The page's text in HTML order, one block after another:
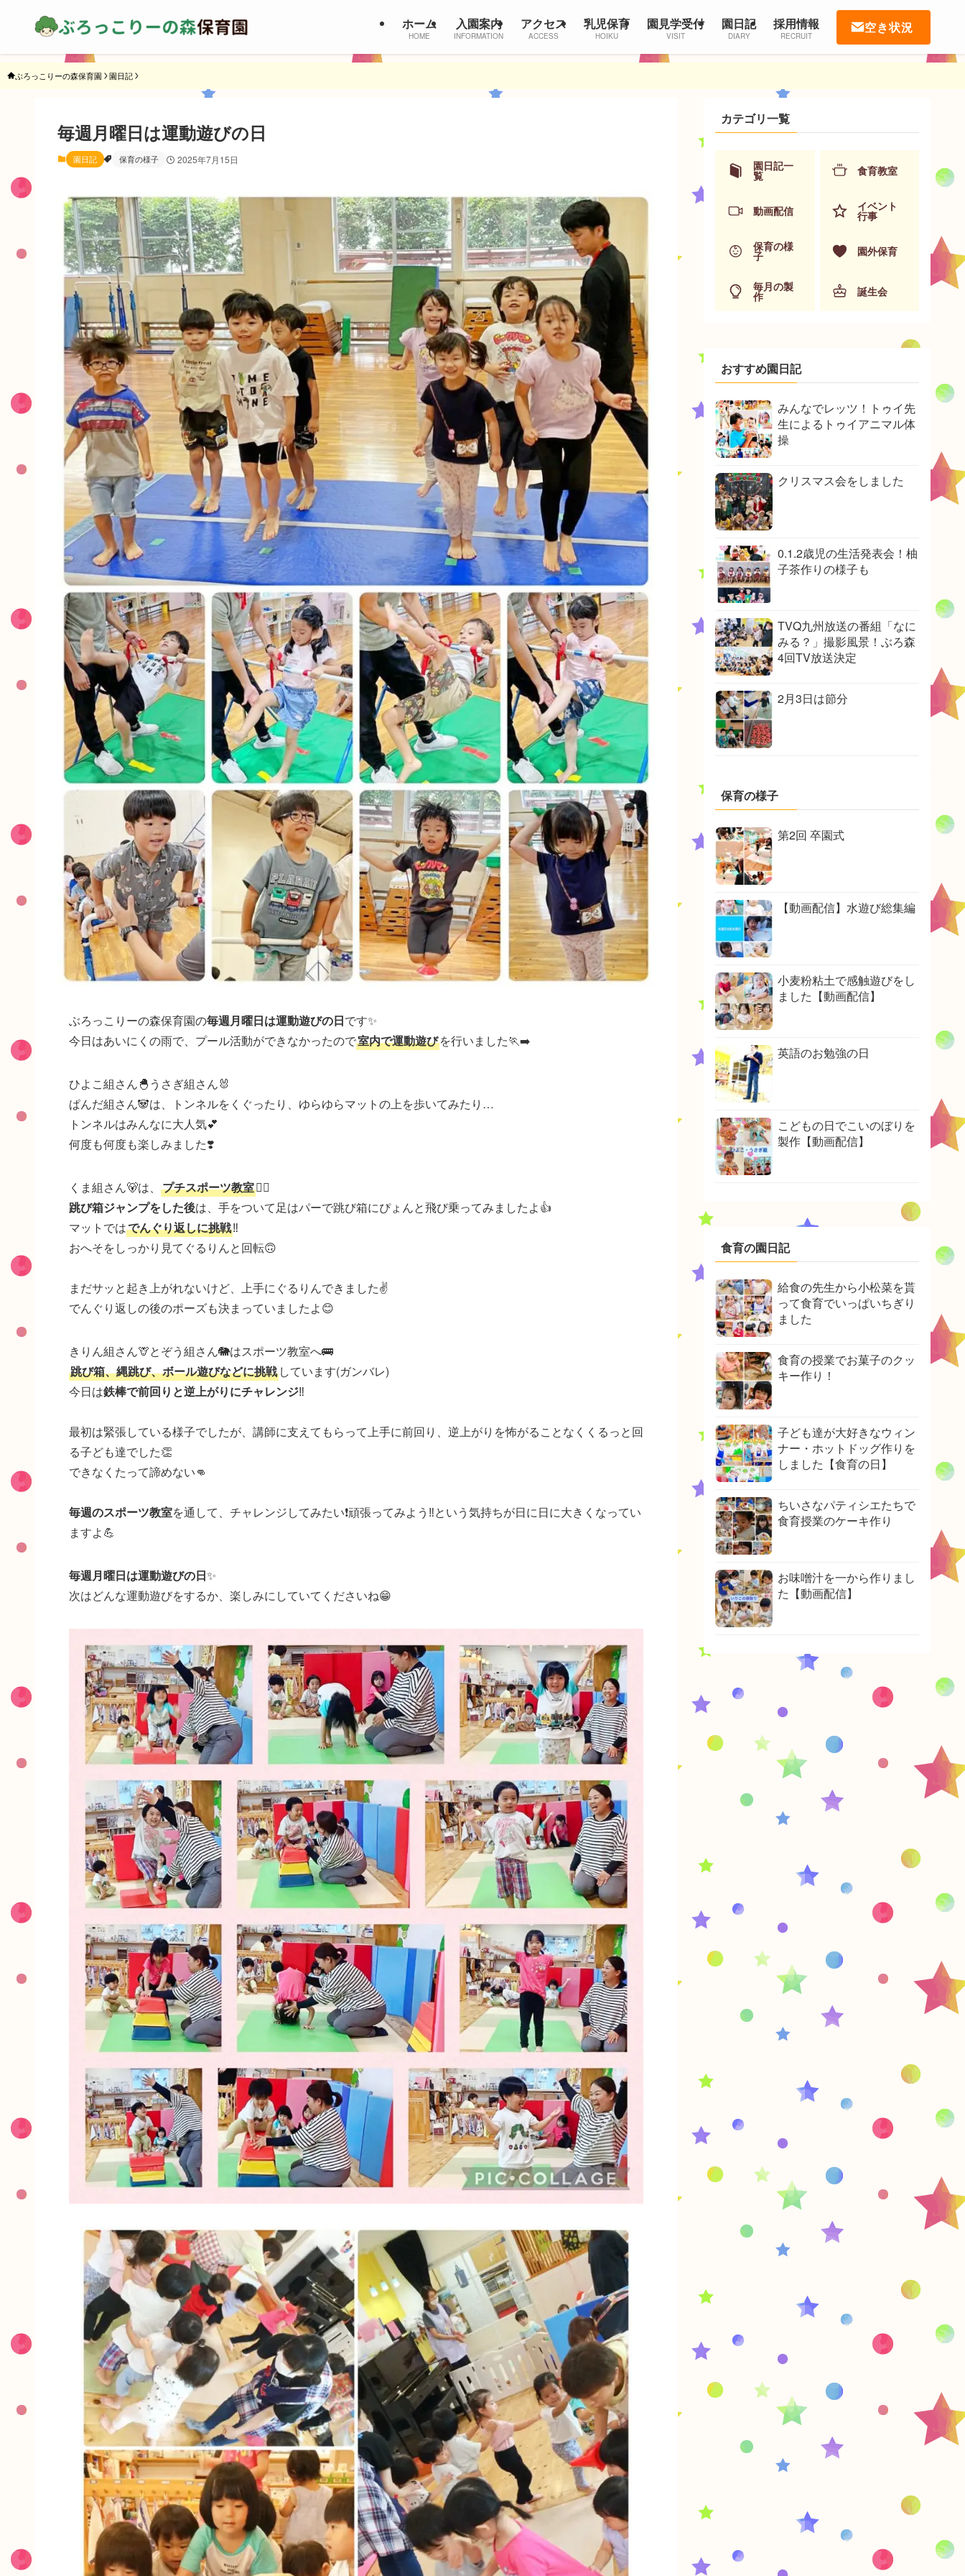
ホーム
HOME
入園案内
INFORMATION
アクセス
ACCESS
乳児保育
HOIKU
園見学受付
VISIT
園日記
DIARY
採用情報
RECRUIT
空き状況
ぶろっこりーの森保育園 園日記
毎週月曜日は運動遊びの日
園日記 保育の様子 2025年7月15日
ぶろっこりーの森保育園の毎週月曜日は運動遊びの日です✨
今日はあいにくの雨で、プール活動ができなかったので室内で運動遊びを行いました🏃‍➡️
ひよこ組さん🐣うさぎ組さん🐰
ぱんだ組さん🐼は、トンネルをくぐったり、ゆらゆらマットの上を歩いてみたり…
トンネルはみんなに大人気💕
何度も何度も楽しみました❣️
くま組さん🐻は、 プチスポーツ教室🏃‍♀️
跳び箱ジャンプをした後は、手をついて足はパーで跳び箱にぴょんと飛び乗ってみましたよ👍
マットではでんぐり返しに挑戦‼️
おへそをしっかり見てぐるりんと回転🙃
まだサッと起き上がれないけど、上手にぐるりんできました✌️
でんぐり返しの後のポーズも決まっていましたよ😊
きりん組さん🦒とぞう組さん🐘はスポーツ教室へ🚌
跳び箱、縄跳び、ボール遊びなどに挑戦 しています(ガンバレ)
今日は鉄棒で前回りと逆上がりにチャレンジ‼️
最初は緊張している様子でしたが、講師に支えてもらって上手に前回り、逆上がりを怖がることなくくるっと回
る子ども達でした👏
できなくたって諦めない👊
毎週のスポーツ教室を通して、チャレンジしてみたい❗️頑張ってみよう‼️という気持ちが日に日に大きくなってい
ますよ💪
毎週月曜日は運動遊びの日✨
次はどんな運動遊びをするか、楽しみにしていてくださいね😁
カテゴリ一覧
園日記一
覧 食育教室
動画配信 イベント
行事
保育の様
子 園外保育
毎月の製
作 誕生会
おすすめ園日記
みんなでレッツ！トゥイ先
生によるトゥイアニマル体
操
クリスマス会をしました
0.1.2歳児の生活発表会！柚
子茶作りの様子も
TVQ九州放送の番組「なに
みる？」撮影風景！ぶろ森
4回TV放送決定
2月3日は節分
保育の様子
第2回 卒園式
【動画配信】水遊び総集編
小麦粉粘土で感触遊びをし
ました【動画配信】
英語のお勉強の日
こどもの日でこいのぼりを
製作【動画配信】
食育の園日記
給食の先生から小松菜を貰
って食育でいっぱいちぎり
ました
食育の授業でお菓子のクッ
キー作り！
子ども達が大好きなウィン
ナー・ホットドッグ作りを
しました【食育の日】
ちいさなパティシエたちで
食育授業のケーキ作り
お味噌汁を一から作りまし
た【動画配信】